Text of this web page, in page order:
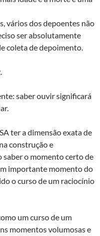
vários dos depoentes não
ser absolutamente
coleta de depoimento.
saber ouvir significará
ter a dimensão exata de
construção e
o momento certo de
importante momento do
o curso de um raciocínio
um curso de um
momentos volumosas e